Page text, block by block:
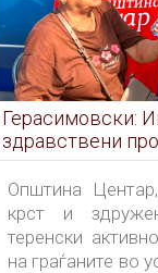
Герасимовски:
здравствени
граѓаните во
Општина
крст и
теренски
на граѓаните во